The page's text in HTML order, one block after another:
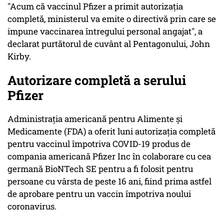
"Acum că vaccinul Pfizer a primit autorizaţia
completă, ministerul va emite o directivă prin care se
impune vaccinarea întregului personal angajat", a
declarat purtătorul de cuvânt al Pentagonului, John
Kirby.
Autorizare completă a serului
Pfizer
Administraţia americană pentru Alimente şi
Medicamente (FDA) a oferit luni autorizaţia completă
pentru vaccinul împotriva COVID-19 produs de
compania americană Pfizer Inc în colaborare cu cea
germană BioNTech SE pentru a fi folosit pentru
persoane cu vârsta de peste 16 ani, fiind prima astfel
de aprobare pentru un vaccin împotriva noului
coronavirus.